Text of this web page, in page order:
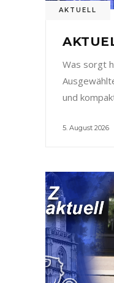
AKTUELL
Was sorgt
und
5. August 2026